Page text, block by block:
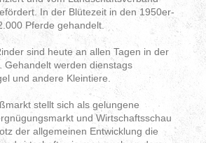
In der Blütezeit in den 1950er-
Pferde gehandelt.
sind heute an allen Tagen in der
Gehandelt werden dienstags
und andere Kleintiere.
stellt sich als gelungene
und Wirtschaftsschau
der allgemeinen Entwicklung die